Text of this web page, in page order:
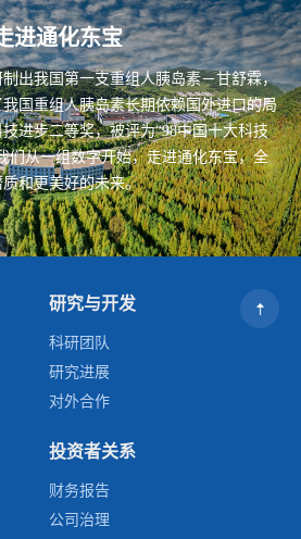
进通化东宝
出我国第一支重组人胰岛素－甘舒霖，
国重组人胰岛素长期依赖国外进口的局
进步二等奖，被评为“98中国十大科技
们从一组数字开始，走进通化东宝，全
和更美好的未来。
研究与开发
科研团队
研究进展
对外合作
投资者关系
财务报告
公司治理